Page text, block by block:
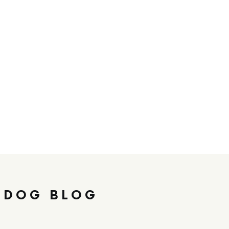
BLOG